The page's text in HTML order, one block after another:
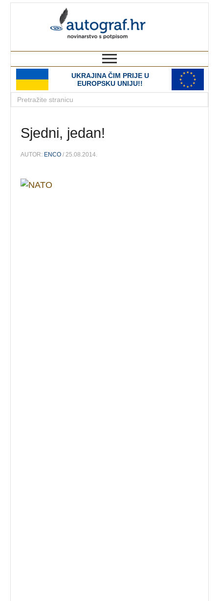
UKRAJINA ČIM PRIJE U
EUROPSKU UNIJU!!
Sjedni, jedan!
AUTOR: ENCO / 25.08.2014.